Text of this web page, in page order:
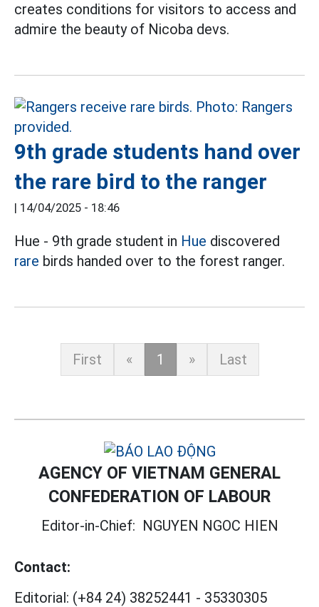
creates conditions for visitors to access and
admire the beauty of Nicoba devs.
9th grade students hand over
the rare bird to the ranger
| 14/04/2025 - 18:46
Hue - 9th grade student in Hue discovered
rare birds handed over to the forest ranger.
First « 1 » Last
AGENCY OF VIETNAM GENERAL
CONFEDERATION OF LABOUR
Editor-in-Chief: NGUYEN NGOC HIEN
Contact:
Editorial: (+84 24) 38252441 - 35330305